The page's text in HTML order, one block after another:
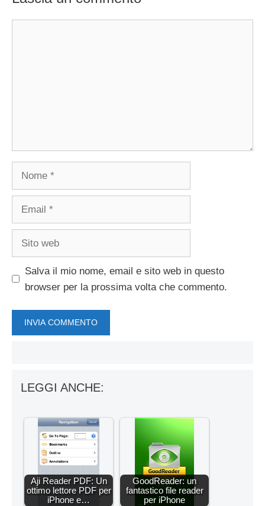
Nome
Email
Sito
Salva il mio nome, email e sito web in questo
browser per la prossima volta che commento.
LEGGI ANCHE:
Aji Reader PDF: Un
ottimo lettore PDF per
iPhone e…
GoodReader: un
fantastico file reader
per iPhone